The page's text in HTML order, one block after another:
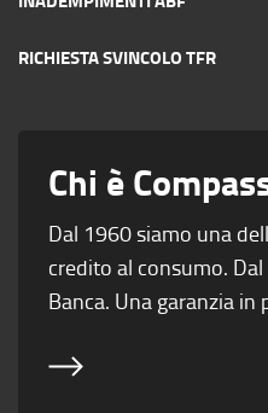
RICHIESTA SVINCOLO TFR
Chi è
Dal 1960 siamo una
credito al consumo.
Banca. Una garanzia in